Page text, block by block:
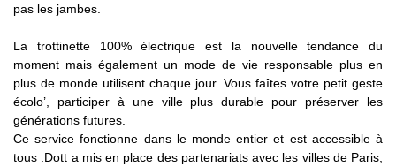
pas les jambes.
La trottinette 100% électrique est la nouvelle tendance du
moment mais également un mode de vie responsable plus en
plus de monde utilisent chaque jour. Vous faîtes votre petit geste
écolo’, participer à une ville plus durable pour préserver les
générations futures.
Ce service fonctionne dans le monde entier et est accessible à
tous .Dott a mis en place des partenariats avec les villes de Paris,